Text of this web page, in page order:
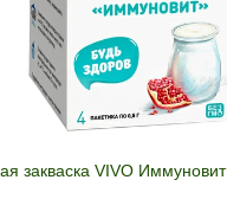
закваска VIVO Иммуновит